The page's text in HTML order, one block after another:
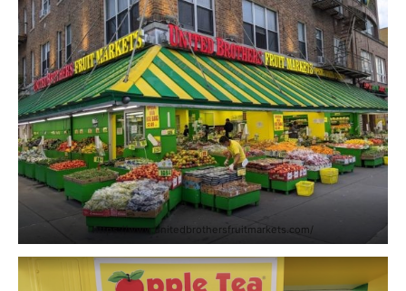
https://www.unitedbrothersfruitmarkets.com/